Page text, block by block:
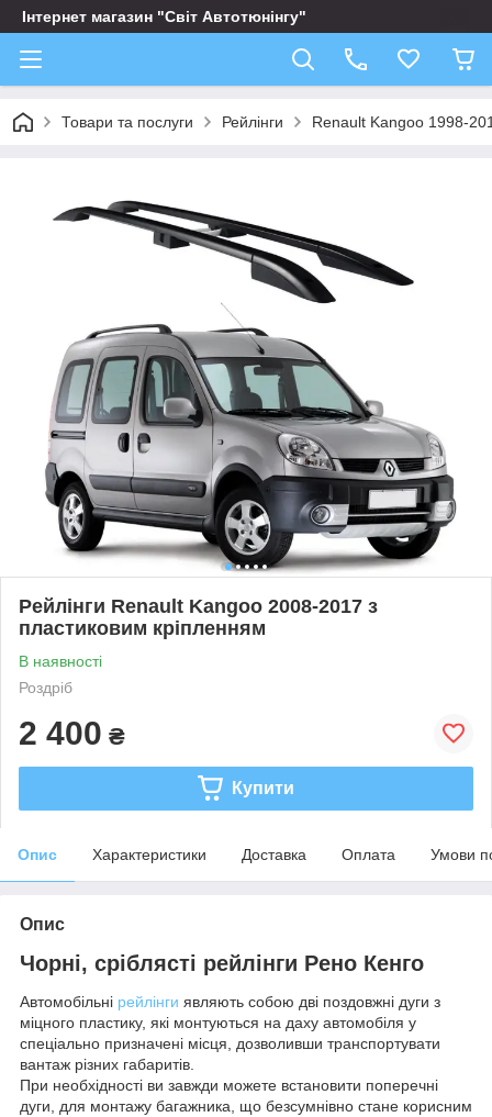
Інтернет магазин "Світ Автотюнінгу"
Товари та послуги Рейлінги Renault Kangoo 1998-
Рейлінги Renault Kangoo 2008-2017 з
пластиковим кріпленням
В наявності
Роздріб
2 400 ₴
Купити
Опис Характеристики Доставка Оплата Умови
Опис
Чорні, сріблясті рейлінги Рено Кенго
Автомобільні рейлінги являють собою дві поздовжні дуги з
міцного пластику, які монтуються на даху автомобіля у
спеціально призначені місця, дозволивши транспортувати
вантаж різних габаритів.
При необхідності ви завжди можете встановити поперечні
дуги, для монтажу багажника, що безсумнівно стане корисним